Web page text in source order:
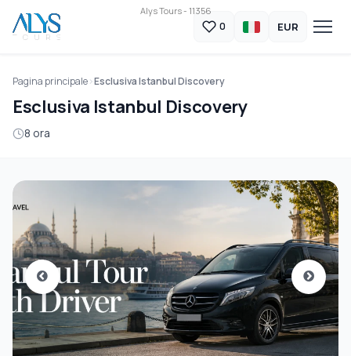
Alys Tours - 11356
0 EUR
Pagina principale Esclusiva Istanbul Discovery
Esclusiva Istanbul Discovery
8 ora